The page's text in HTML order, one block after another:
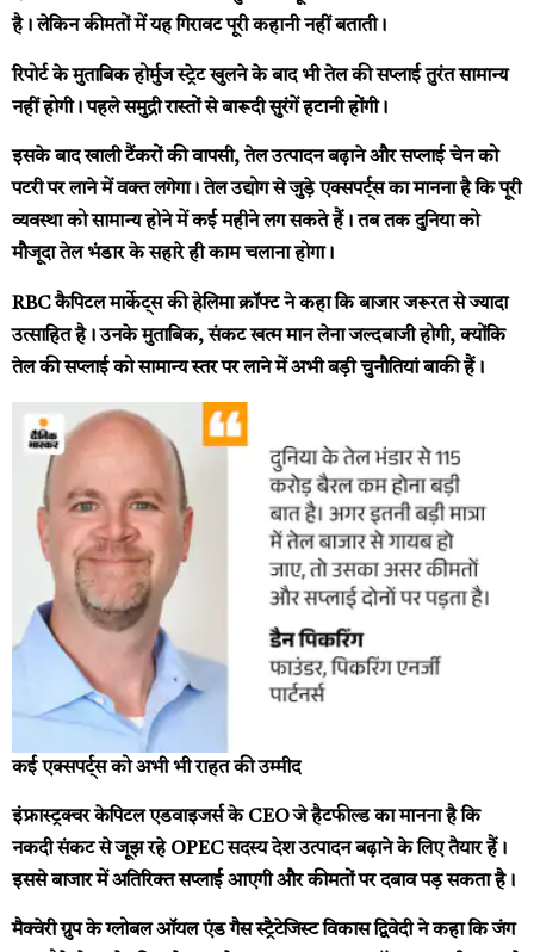
है। लेकिन कीमतों में यह गिरावट पूरी कहानी नहीं बताती।
रिपोर्ट के मुताबिक होर्मुज स्ट्रेट खुलने के बाद भी तेल की सप्लाई तुरंत सामान्य
नहीं होगी। पहले समुद्री रास्तों से बारूदी सुरंगें हटानी होंगी।
इसके बाद खाली टैंकरों की वापसी, तेल उत्पादन बढ़ाने और सप्लाई चेन को
पटरी पर लाने में वक्त लगेगा। तेल उद्योग से जुड़े एक्सपर्ट्स का मानना है कि पूरी
व्यवस्था को सामान्य होने में कई महीने लग सकते हैं। तब तक दुनिया को
मौजूदा तेल भंडार के सहारे ही काम चलाना होगा।
RBC कैपिटल मार्केट्स की हेलिमा क्रॉफ्ट ने कहा कि बाजार जरूरत से ज्यादा
उत्साहित है। उनके मुताबिक, संकट खत्म मान लेना जल्दबाजी होगी, क्योंकि
तेल की सप्लाई को सामान्य स्तर पर लाने में अभी बड़ी चुनौतियां बाकी हैं।
कई एक्सपर्ट्स को अभी भी राहत की उम्मीद
इंफ्रास्ट्रक्चर केपिटल एडवाइजर्स के CEO जे हैटफील्ड का मानना है कि
नकदी संकट से जूझ रहे OPEC सदस्य देश उत्पादन बढ़ाने के लिए तैयार हैं।
इससे बाजार में अतिरिक्त सप्लाई आएगी और कीमतों पर दबाव पड़ सकता है।
मैक्वेरी ग्रुप के ग्लोबल ऑयल एंड गैस स्ट्रैटेजिस्ट विकास द्विवेदी ने कहा कि जंग